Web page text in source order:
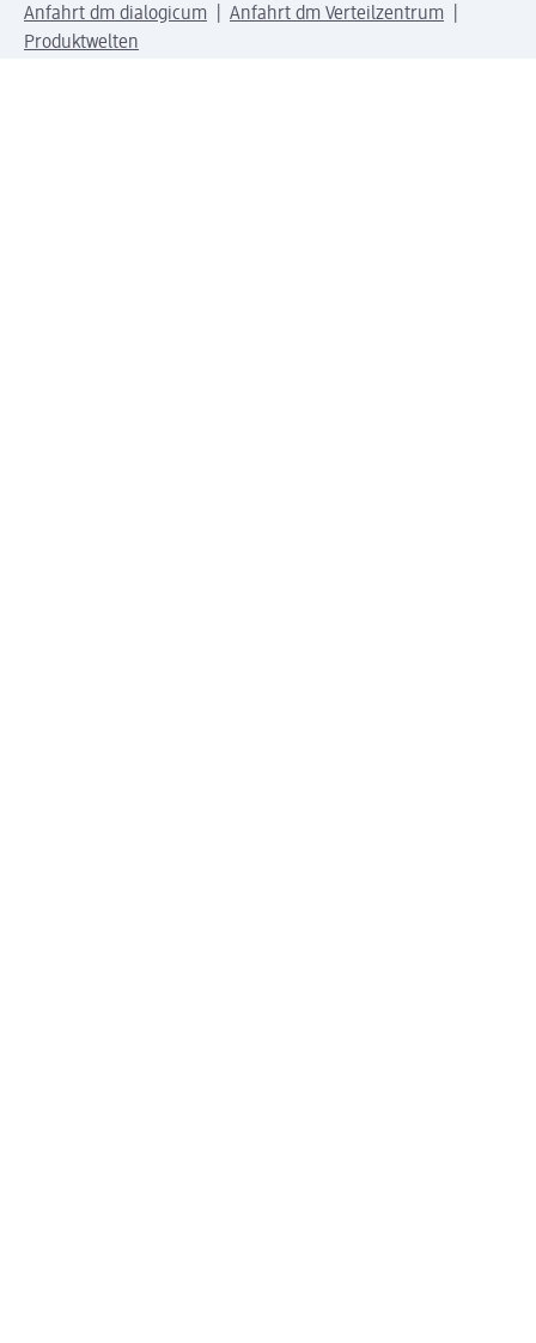
Anfahrt dm dialogicum
Anfahrt dm Verteilzentrum
Produktwelten